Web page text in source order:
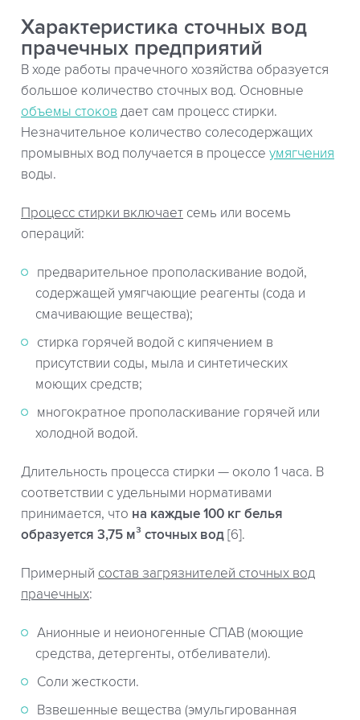
Характеристика сточных вод
прачечных предприятий
В ходе работы прачечного хозяйства образуется
большое количество сточных вод. Основные
объемы стоков дает сам процесс стирки.
Незначительное количество солесодержащих
промывных вод получается в процессе умягчения
воды.
Процесс стирки включает семь или восемь
операций:
предварительное прополаскивание водой,
содержащей умягчающие реагенты (сода и
смачивающие вещества);
стирка горячей водой с кипячением в
присутствии соды, мыла и синтетических
моющих средств;
многократное прополаскивание горячей или
холодной водой.
Длительность процесса стирки — около 1 часа. В
соответствии с удельными нормативами
принимается, что на каждые 100 кг белья
образуется 3,75 м³ сточных вод [6].
Примерный состав загрязнителей сточных вод
прачечных:
Анионные и неионогенные СПАВ (моющие
средства, детергенты, отбеливатели).
Соли жесткости.
Взвешенные вещества (эмульгированная